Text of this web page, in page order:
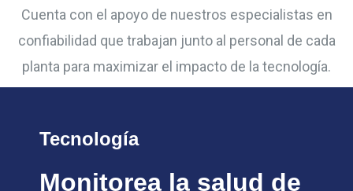
Cuenta con el apoyo de nuestros especialistas en
confiabilidad que trabajan junto al personal de cada
planta para maximizar el impacto de la tecnología.
Tecnología
Monitorea la salud de